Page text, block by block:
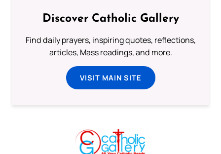
Discover Catholic Gallery
Find daily prayers, inspiring quotes, reflections,
articles, Mass readings, and more.
VISIT MAIN SITE